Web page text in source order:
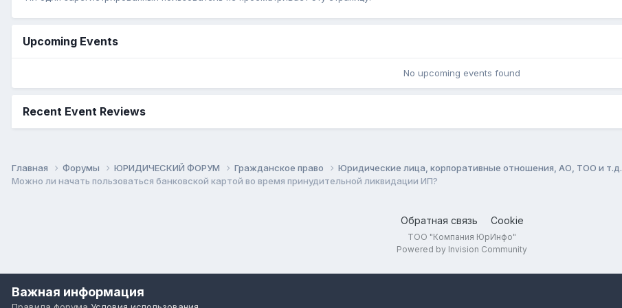
Upcoming Events
No upcoming events found
Recent Event Reviews
Главная Форумы ЮРИДИЧЕСКИЙ ФОРУМ Гражданское право Юридические лица, корпоративные отношения, АО, ТОО и т.д.
Можно ли начать пользоваться банковской картой во время принудительной ликвидации ИП?
Обратная связь Cookie
ТОО "Компания ЮрИнфо"
Powered by Invision Community
Важная информация